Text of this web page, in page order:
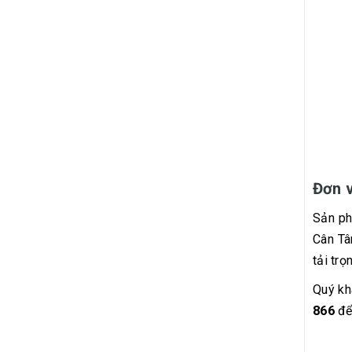
Đơn
Sản
Cân
tải
Quý
866